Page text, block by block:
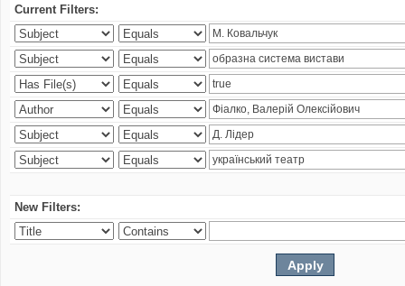
Current Filters:
New Filters: